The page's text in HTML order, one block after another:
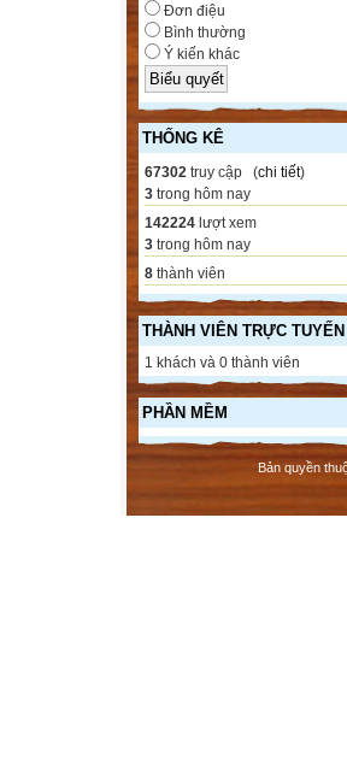
Đơn điệu
Bình thường
Ý kiến khác
THỐNG KÊ
67302 truy cập (chi tiết)
3 trong hôm nay
142224 lượt xem
3 trong hôm nay
8 thành viên
THÀNH VIÊN TRỰC TUYẾN
1 khách và 0 thành viên
PHẦN MỀM
Bản quyền